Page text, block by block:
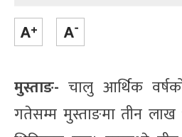
मुस्ताङ-चालु आर्थिक
गतेसम्म मुस्ताङमा तीन लाख